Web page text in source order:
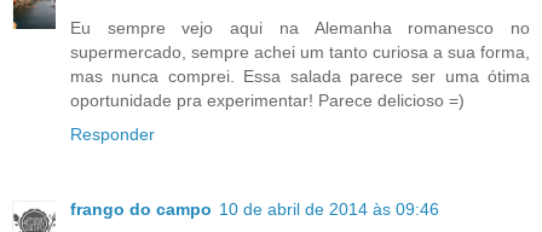
Eu sempre vejo aqui na Alemanha romanesco no
supermercado, sempre achei um tanto curiosa a sua forma,
mas nunca comprei. Essa salada parece ser uma ótima
oportunidade pra experimentar! Parece delicioso =)
Responder
frango do campo 10 de abril de 2014 às 09:46